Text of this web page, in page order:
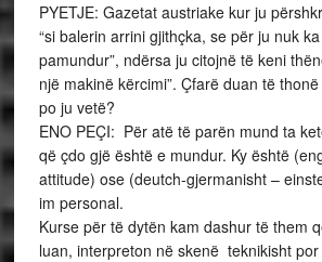
PYETJE: Gazetat austriake kur ju
“si balerin arrini gjithçka, se për ju nuk
pamundur”, ndërsa ju citojnë të keni
një makinë kërcimi”. Çfarë duan të
po ju vetë?
ENO PEÇI: Për atë të parën mund ta
që çdo gjë është e mundur. Ky është
attitude) ose (deutch-gjermanisht –
im personal.
Kurse për të dytën kam dashur të them
luan, interpreton në skenë teknikisht